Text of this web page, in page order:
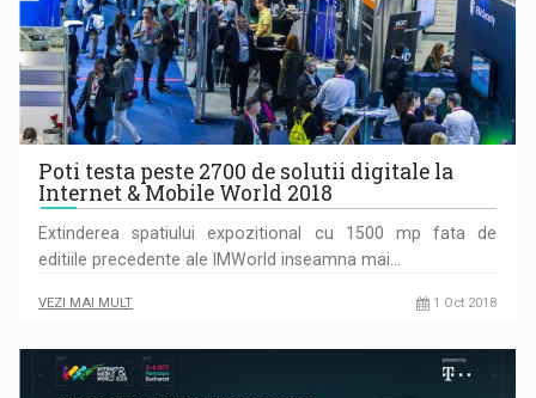
Poti testa peste 2700 de solutii digitale la
Internet & Mobile World 2018
Extinderea spatiului expozitional cu 1500 mp fata de
editiile precedente ale IMWorld inseamna mai…
VEZI MAI MULT 1 Oct 2018